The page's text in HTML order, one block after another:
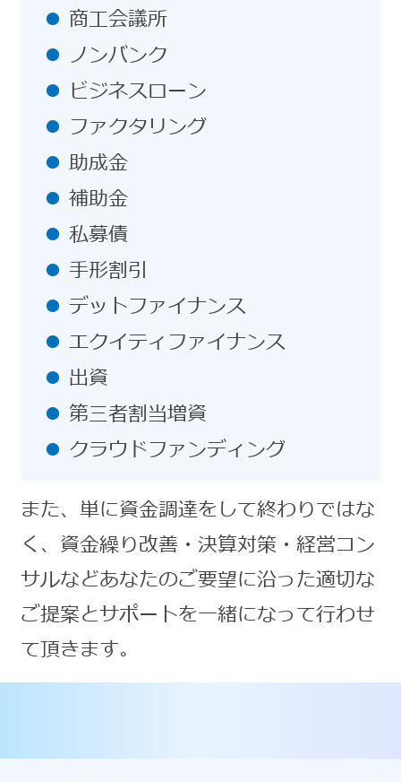
商工会議所
ノンバンク
ビジネスローン
ファクタリング
助成金
補助金
私募債
手形割引
デットファイナンス
エクイティファイナンス
出資
第三者割当増資
クラウドファンディング
また、単に資金調達をして終わりではな
く、資金繰り改善・決算対策・経営コン
サルなどあなたのご要望に沿った適切な
ご提案とサポートを一緒になって行わせ
て頂きます。